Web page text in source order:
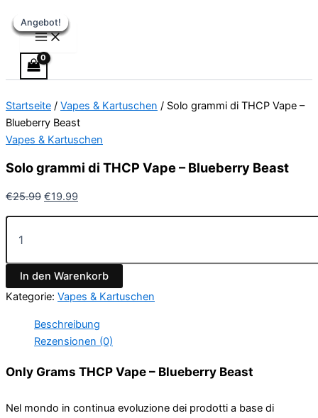
Inhalt
springen
Angebot!
Startseite / Vapes & Kartuschen / Solo grammi di THCP Vape –
Blueberry Beast
Vapes & Kartuschen
Solo grammi di THCP Vape – Blueberry Beast
€25.99
Preis
war:
€25.99
€19.99
grammi
di
Vape
-
Beast
Menge
In den Warenkorb
Kategorie: Vapes & Kartuschen
Beschreibung
Rezensionen (0)
Only Grams THCP Vape – Blueberry Beast
Nel mondo in continua evoluzione dei prodotti a base di
Angebot!
Angebot!
Angebot!
Angebot!
Angebot!
Angebot!